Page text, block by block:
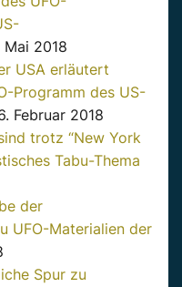
Mai 2018
USA erläutert
Programm des US-
Februar 2018
trotz “New York
Tabu-Thema
der
UFO-Materialien der
Spur zu